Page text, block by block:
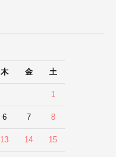
木 金 土
1
6 7 8
13 14 15